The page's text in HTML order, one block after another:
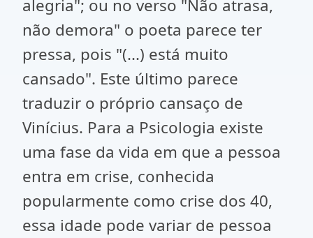
alegria"; ou no verso "Não atrasa,
não demora" o poeta parece ter
pressa, pois "(...) está muito
cansado". Este último parece
traduzir o próprio cansaço de
Vinícius. Para a Psicologia existe
uma fase da vida em que a pessoa
entra em crise, conhecida
popularmente como crise dos 40,
essa idade pode variar de pessoa